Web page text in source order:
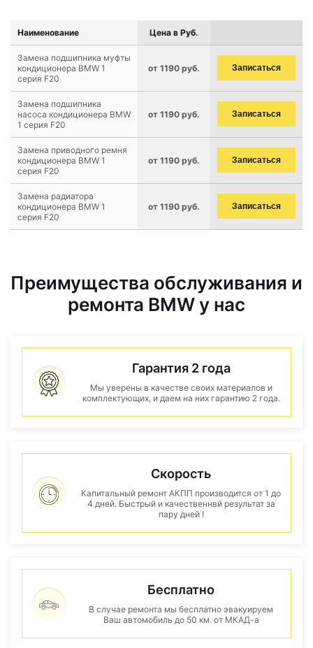
Наименование Цена в Руб.
Замена подшипника муфты
кондиционера BMW 1
серия F20
от 1190 руб. Записаться
Замена подшипника
насоса кондиционера BMW
1 серия F20
от 1190 руб. Записаться
Замена приводного ремня
кондиционера BMW 1
серия F20
от 1190 руб. Записаться
Замена радиатора
кондиционера BMW 1
серия F20
от 1190 руб. Записаться
Преимущества обслуживания и
ремонта BMW у нас
Гарантия 2 года
Мы уверены в качестве своих материалов и
комплектующих, и даем на них гарантию 2 года.
Скорость
Капитальный ремонт АКПП производится от 1 до
4 дней. Быстрый и качественнвй результат за
пару дней !
Бесплатно
В случае ремонта мы бесплатно эвакуируем
Ваш автомобиль до 50 км. от МКАД-а